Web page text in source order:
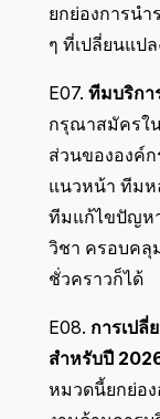
ยกย่องการนำ
ๆ ที่เปลี่ยนแป
E07. ทีมบริกา
กรุณาสมัครใ
ส่วนขององค์
แนวหน้า ทีมห
ทีมแก้ไขปัญห
วิชา ครอบคลุ
ชั่วคราวก็ได้
E08. การเปลี่
สำหรับปี
หมวดนี้ยกย่อง